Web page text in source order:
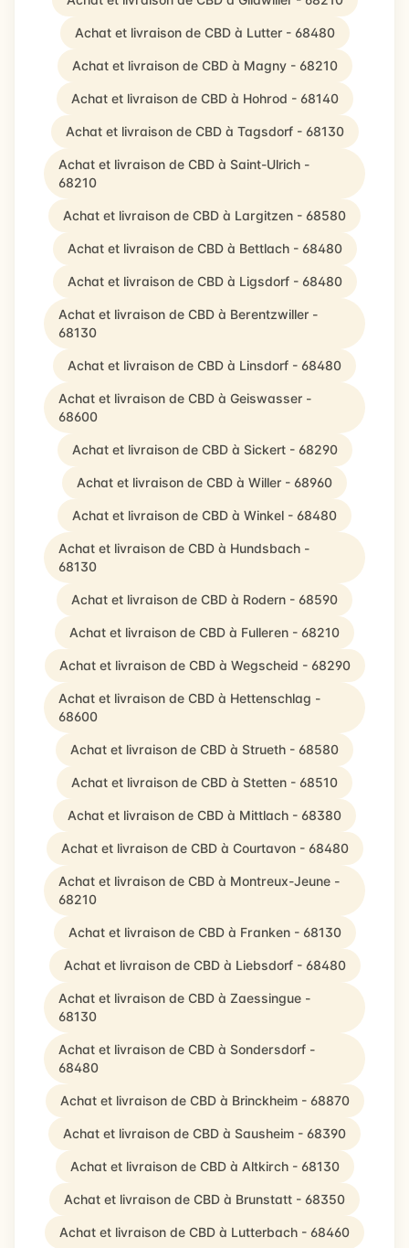
Achat et livraison de CBD à Lutter - 68480
Achat et livraison de CBD à Magny - 68210
Achat et livraison de CBD à Hohrod - 68140
Achat et livraison de CBD à Tagsdorf - 68130
Achat et livraison de CBD à Saint-Ulrich -
68210
Achat et livraison de CBD à Largitzen - 68580
Achat et livraison de CBD à Bettlach - 68480
Achat et livraison de CBD à Ligsdorf - 68480
Achat et livraison de CBD à Berentzwiller -
68130
Achat et livraison de CBD à Linsdorf - 68480
Achat et livraison de CBD à Geiswasser -
68600
Achat et livraison de CBD à Sickert - 68290
Achat et livraison de CBD à Willer - 68960
Achat et livraison de CBD à Winkel - 68480
Achat et livraison de CBD à Hundsbach -
68130
Achat et livraison de CBD à Rodern - 68590
Achat et livraison de CBD à Fulleren - 68210
Achat et livraison de CBD à Wegscheid - 68290
Achat et livraison de CBD à Hettenschlag -
68600
Achat et livraison de CBD à Strueth - 68580
Achat et livraison de CBD à Stetten - 68510
Achat et livraison de CBD à Mittlach - 68380
Achat et livraison de CBD à Courtavon - 68480
Achat et livraison de CBD à Montreux-Jeune -
68210
Achat et livraison de CBD à Franken - 68130
Achat et livraison de CBD à Liebsdorf - 68480
Achat et livraison de CBD à Zaessingue -
68130
Achat et livraison de CBD à Sondersdorf -
68480
Achat et livraison de CBD à Brinckheim - 68870
Achat et livraison de CBD à Sausheim - 68390
Achat et livraison de CBD à Altkirch - 68130
Achat et livraison de CBD à Brunstatt - 68350
Achat et livraison de CBD à Lutterbach - 68460